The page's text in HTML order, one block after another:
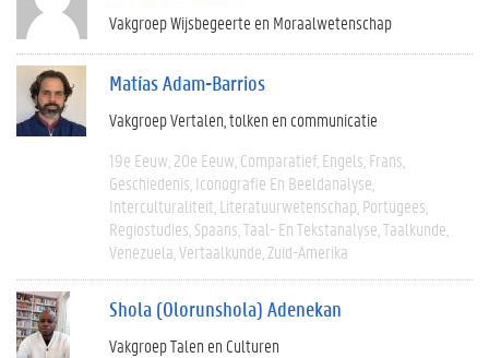
Vakgroep Wijsbegeerte en Moraalwetenschap
Matías Adam-Barrios
Vakgroep Vertalen, tolken en communicatie
19e Eeuw 20e Eeuw Comparatief Engels Frans
Geschiedenis Iconografie En Beeldanalyse
Interculturaliteit Literatuurwetenschap Portugees
Regiostudies Spaans Taal- En Tekstanalyse Taalkunde
Venezuela Vertaalkunde Zuid-Amerika
Shola (Olorunshola) Adenekan
Vakgroep Talen en Culturen